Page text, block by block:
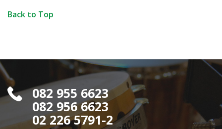
Back to Top
082 955 6623
082 956 6623
02 226 5791-2